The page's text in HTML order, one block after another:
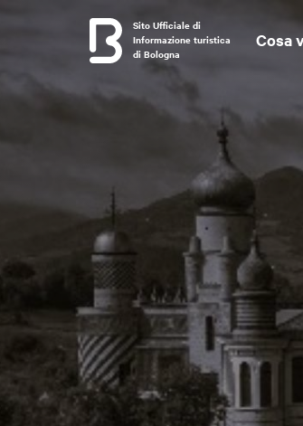
Sito Ufficiale di
Informazione turistica
di Bologna
Cosa